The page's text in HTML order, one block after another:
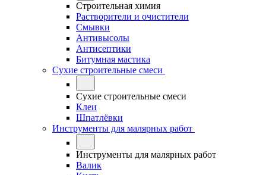
Строительная химия
Растворители и очистители
Смывки
Антивысолы
Антисептики
Битумная мастика
Сухие строительные смеси
Сухие строительные смеси
Клеи
Шпатлёвки
Инструменты для малярных работ
Инструменты для малярных работ
Валик